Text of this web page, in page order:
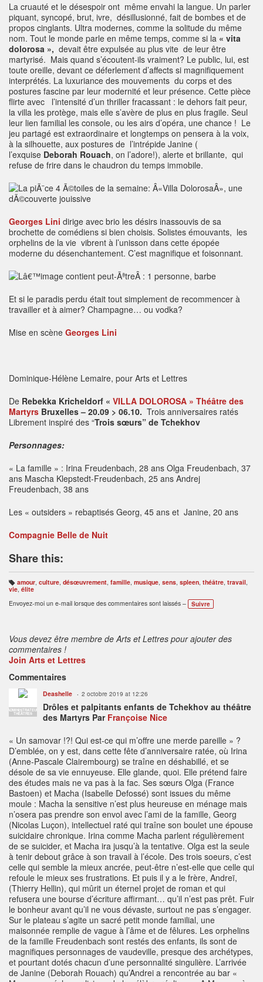
La cruauté et le désespoir ont même envahi la langue. Un parler
piquant, syncopé, brut, ivre, désillusionné, fait de bombes et de
propos cinglants. Ultra modernes, comme la solitude du même
nom. Tout le monde parle en même temps, comme si la « vita
dolorosa », devait être expulsée au plus vite de leur être
martyrisé. Mais quand s’écoutent-ils vraiment? Le public, lui, est
toute oreille, devant ce déferlement d’affects si magnifiquement
interprétés. La luxuriance des mouvements du corps et des
postures fascine par leur modernité et leur présence. Cette pièce
flirte avec l’intensité d’un thriller fracassant : le dehors fait peur,
la villa les protège, mais elle s’avère de plus en plus fragile. Seul
leur lien familial les console, ou les airs d’opéra, une chance ! Le
jeu partagé est extraordinaire et longtemps on pensera à la voix,
à la silhouette, aux postures de l’intrépide Janine (
l’exquise Deborah Rouach, on l’adore!), alerte et brillante, qui
refuse de frire dans le chaudron du temps immobile.
Georges Lini dirige avec brio les désirs inassouvis de sa
brochette de comédiens si bien choisis. Solistes émouvants, les
orphelins de la vie vibrent à l’unisson dans cette épopée
moderne du désenchantement. C’est magnifique et foisonnant.
Et si le paradis perdu était tout simplement de recommencer à
travailler et à aimer? Champagne… ou vodka?
Mise en scène Georges Lini
Dominique-Hélène Lemaire, pour Arts et Lettres
De Rebekka Kricheldorf « VILLA DOLOROSA » Théâtre des
Martyrs Bruxelles – 20.09 > 06.10. Trois anniversaires ratés
Librement inspiré des “Trois sœurs” de Tchekhov
Personnages:
« La famille » : Irina Freudenbach, 28 ans Olga Freudenbach, 37
ans Mascha Klepstedt-Freudenbach, 25 ans Andrej
Freudenbach, 38 ans
Les « outsiders » rebaptisés Georg, 45 ans et Janine, 20 ans
Compagnie Belle de Nuit
Share this:
B
ali
s
e
amour, culture, désœuvrement, famille, musique, sens, spleen, théâtre, travail,
vie élite
Envoyez-moi un e-mail lorsque des commentaires sont laissés –
Suivre
Vous devez être membre de Arts et Lettres pour ajouter des
commentaires !
Join Arts et Lettres
Commentaires
ADMINISTRATEUR
THÉÂTRES
Deashelle 2 octobre 2019 at 12:26
Drôles et palpitants enfants de Tchekhov au théâtre
des Martyrs Par Françoise Nice
« Un samovar !?! Qui est-ce qui m’offre une merde pareille » ?
D’emblée, on y est, dans cette fête d’anniversaire ratée, où Irina
(Anne-Pascale Clairembourg) se traîne en déshabillé, et se
désole de sa vie ennuyeuse. Elle glande, quoi. Elle prétend faire
des études mais ne va pas à la fac. Ses sœurs Olga (France
Bastoen) et Macha (Isabelle Defossé) sont issues du même
moule : Macha la sensitive n’est plus heureuse en ménage mais
n’osera pas prendre son envol avec l’ami de la famille, Georg
(Nicolas Luçon), intellectuel raté qui traîne son boulet une épouse
suicidaire chronique. Irina comme Macha parlent régulièrement
de se suicider, et Macha ira jusqu’à la tentative. Olga est la seule
à tenir debout grâce à son travail à l’école. Des trois soeurs, c’est
celle qui semble la mieux ancrée, peut-être n’est-elle que celle qui
refoule le mieux ses frustrations. Et puis il y a le frère, Andreï,
(Thierry Hellin), qui mûrit un éternel projet de roman et qui
refusera une bourse d’écriture affirmant… qu’il n’est pas prêt. Fuir
le bonheur avant qu’il ne vous dévaste, surtout ne pas s’engager.
Sur le plateau s’agite un sacré petit monde familial, une
maisonnée remplie de vague à l’âme et de fêlures. Les orphelins
de la famille Freudenbach sont restés des enfants, ils sont de
magnifiques personnages de vaudeville, presque des archétypes,
et pourtant dotés chacun d’une personnalité singulière. L’arrivée
de Janine (Deborah Rouach) qu’Andrei a rencontrée au bar «